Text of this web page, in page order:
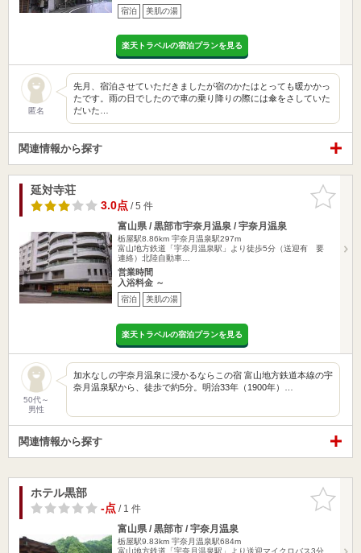
宿泊 美肌の湯
楽天トラベルの宿泊プランを見る
匿名
先月、宿泊させていただきましたが宿のかたはとっても暖かかっ
たです。雨の日でしたので車の乗り降りの際には傘をさしていた
だいた…
関連情報から探す
お気に入
りに追加
延対寺荘
3.0点/ 5 件
富山県 / 黒部市宇奈月温泉 / 宇奈月温泉
栃屋駅8.86km 宇奈月温泉駅297m
富山地方鉄道「宇奈月温泉駅」より徒歩5分（送迎有 要
連絡）北陸自動車…
営業時間
入浴料金 ～
宿泊 美肌の湯
楽天トラベルの宿泊プランを見る
50代～
男性
加水なしの宇奈月温泉に浸かるならこの宿 富山地方鉄道本線の宇
奈月温泉駅から、徒歩で約5分。明治33年（1900年）…
関連情報から探す
お気に入
りに追加
ホテル黒部
-点/ 1 件
富山県 / 黒部市 / 宇奈月温泉
栃屋駅9.83km 宇奈月温泉駅684m
富山地方鉄道「宇奈月温泉駅」より送迎マイクロバス3分